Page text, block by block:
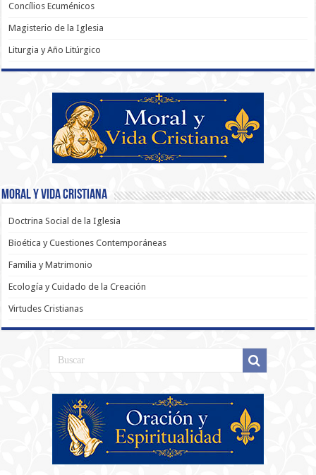
Concílios Ecuménicos
Magisterio de la Iglesia
Liturgia y Año Litúrgico
Moral y Vida Cristiana
Doctrina Social de la Iglesia
Bioética y Cuestiones Contemporáneas
Familia y Matrimonio
Ecología y Cuidado de la Creación
Virtudes Cristianas